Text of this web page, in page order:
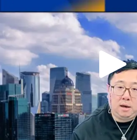
Play
Video